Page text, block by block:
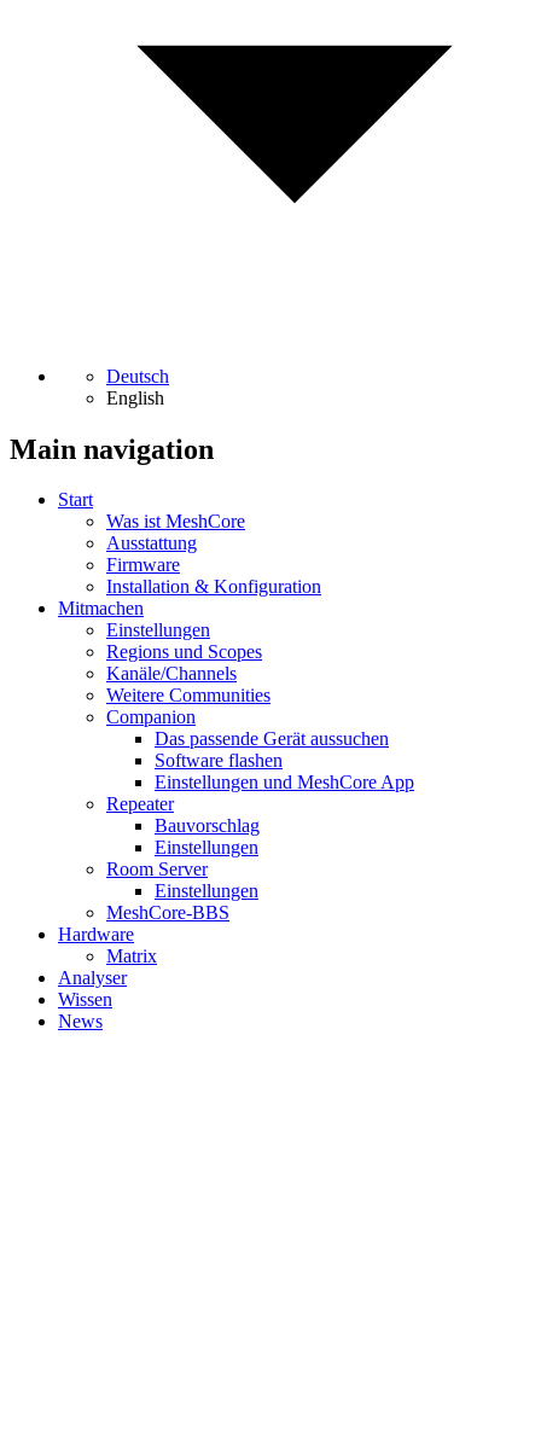
Deutsch
English
Main navigation
Start
Was ist MeshCore
Ausstattung
Firmware
Installation & Konfiguration
Mitmachen
Einstellungen
Regions und Scopes
Kanäle/Channels
Weitere Communities
Companion
Das passende Gerät aussuchen
Software flashen
Einstellungen und MeshCore App
Repeater
Bauvorschlag
Einstellungen
Room Server
Einstellungen
MeshCore-BBS
Hardware
Matrix
Analyser
Wissen
News